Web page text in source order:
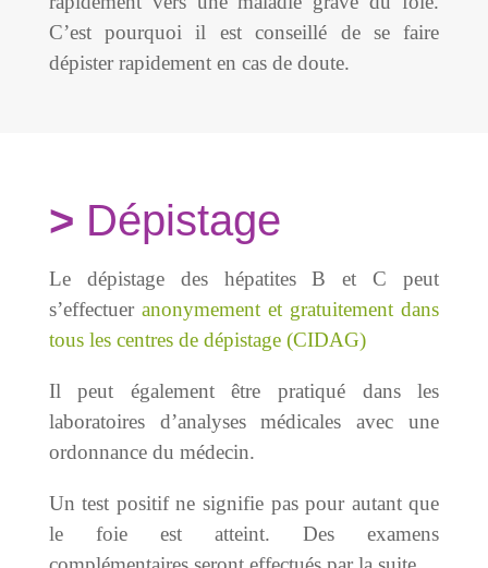
C’est pourquoi il est conseillé de se faire
dépister rapidement en cas de doute.
Dépistage
Le dépistage des hépatites B et C peut
s’effectuer anonymement et gratuitement dans
tous les centres de dépistage (CIDAG)
Il peut également être pratiqué dans les
laboratoires d’analyses médicales avec une
ordonnance du médecin.
Un test positif ne signifie pas pour autant que
le foie est atteint. Des examens